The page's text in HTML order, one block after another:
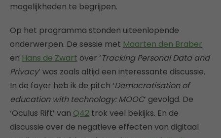
mogelijkheden te begrijpen.
Op het programma stonden uiteenlopende
onderwerpen. De sessie met Maarten den Braber
en Hans de Zwart over ‘Tracking Personal Data and
Privacy’ was zoals altijd een interessante discussie.
In de foyer heb ik de pitch ‘Democratisation of
education with technology: MOOC’ gevolgd. De
‘Oculus Rift’ van Q42 trok veel bekijks. En de
discussie over de negatieve effecten van digitaal